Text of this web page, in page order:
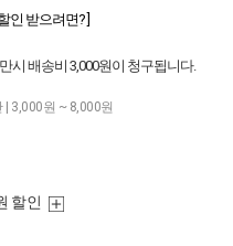
인 받으려면? ]
시 배송비 3,000원이 청구됩니다.
3,000원 ~ 8,000원
할인